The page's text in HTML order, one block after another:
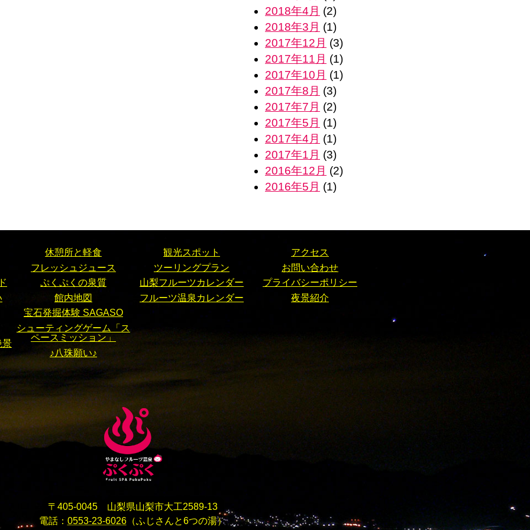
2018年4月 (2)
2018年3月 (1)
2017年12月 (3)
2017年11月 (1)
2017年10月 (1)
2017年8月 (3)
2017年7月 (2)
2017年5月 (1)
2017年4月 (1)
2017年1月 (3)
2016年12月 (2)
2016年5月 (1)
景
休憩所と軽食
フレッシュジュース
ぷくぷくの泉質
館内地図
宝石発掘体験 SAGASO
シューティングゲーム「ス
ペースミッション」
♪八珠願い♪
観光スポット
ツーリングプラン
山梨フルーツカレンダー
フルーツ温泉カレンダー
アクセス
お問い合わせ
プライバシーポリシー
夜景紹介
〒405-0045 山梨県山梨市大工2589-13
電話： 0553-23-6026（ふじさんと6つの湯）